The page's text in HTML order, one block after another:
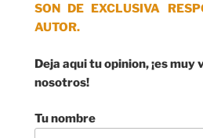
SON DE EXCLUSIVA
AUTOR.
Deja aqui tu opinion, ¡es muy
nosotros!
Tu nombre